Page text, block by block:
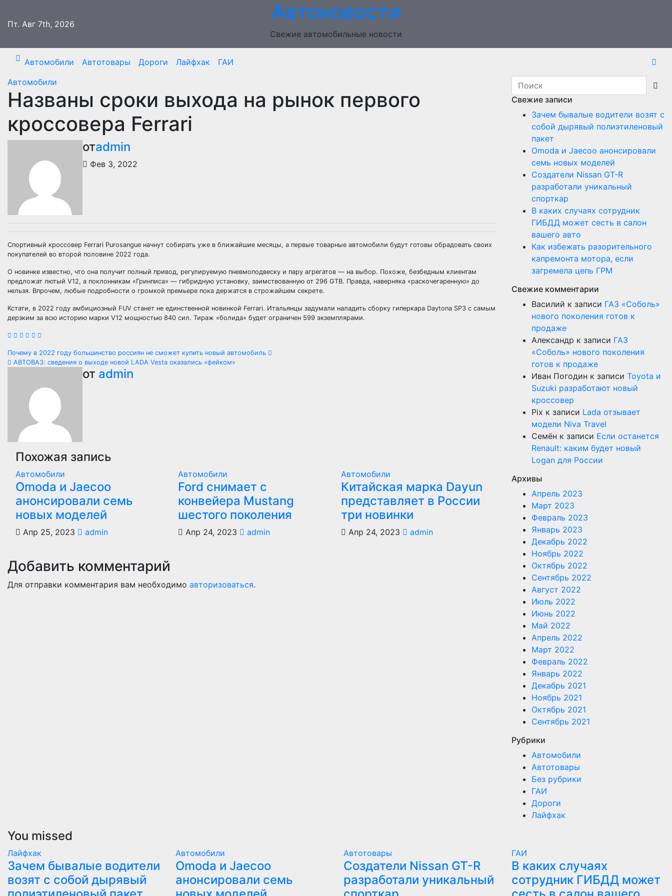
содержимому
Пт. Авг 7th, 2026 Автоновости
Свежие автомобильные новости
Автомобили Автотовары Дороги Лайфхак
ГАИ
Автомобили
Названы сроки выхода на рынок первого
кроссовера Ferrari
отadmin
Фев 3, 2022
Спортивный кроссовер Ferrari Purosangue начнут собирать уже в ближайшие месяцы, а первые товарные автомобили будут готовы обрадовать своих
покупателей во второй половине 2022 года.
О новинке известно, что она получит полный привод, регулируемую пневмоподвеску и пару агрегатов — на выбор. Похоже, безбедным клиентам
предложат лютый V12, а поклонникам «Гринписа» — гибридную установку, заимствованную от 296 GTB. Правда, наверняка «раскочегаренную» до
нельзя. Впрочем, любые подробности о громкой премьере пока держатся в строжайшем секрете.
Кстати, в 2022 году амбициозный FUV станет не единственной новинкой Ferrari. Итальянцы задумали наладить сборку гиперкара Daytona SP3 с самым
дерзким за всю историю марки V12 мощностью 840 сил. Тираж «болида» будет ограничен 599 экземплярами.
Навигация
записям
Почему в 2022 году большинство россиян не сможет купить новый автомобиль
АВТОВАЗ: сведения о выходе новой LADA Vesta оказались «фейком»
от admin
Похожая запись
Автомобили
Оmoda и Jaecoo
анонсировали семь
новых моделей
Апр 25, 2023 admin
Автомобили
Ford снимает с
конвейера Mustang
шестого поколения
Апр 24, 2023 admin
Автомобили
Китайская марка Dayun
представляет в России
три новинки
Апр 24, 2023 admin
Добавить комментарий
Для отправки комментария вам необходимо авторизоваться.
Свежие записи
Зачем бывалые водители возят с
собой дырявый полиэтиленовый
пакет
Оmoda и Jaecoo анонсировали
семь новых моделей
Создатели Nissan GT-R
разработали уникальный
спорткар
В каких случаях сотрудник
ГИБДД может сесть в салон
вашего авто
Как избежать разорительного
капремонта мотора, если
загремела цепь ГРМ
Свежие комментарии
Василий к записи ГАЗ «Соболь»
нового поколения готов к
продаже
Александр к записи ГАЗ
«Соболь» нового поколения
готов к продаже
Иван Погодин к записи Toyota и
Suzuki разработают новый
кроссовер
Pix к записи Lada отзывает
модели Niva Travel
Семён к записи Если останется
Renault: каким будет новый
Logan для России
Архивы
Апрель 2023
Март 2023
Февраль 2023
Январь 2023
Декабрь 2022
Ноябрь 2022
Октябрь 2022
Сентябрь 2022
Август 2022
Июль 2022
Июнь 2022
Май 2022
Апрель 2022
Март 2022
Февраль 2022
Январь 2022
Декабрь 2021
Ноябрь 2021
Октябрь 2021
Сентябрь 2021
Рубрики
Автомобили
Автотовары
Без рубрики
ГАИ
Дороги
Лайфхак
You missed
Лайфхак
Зачем бывалые водители
возят с собой дырявый
Автомобили
Оmoda и Jaecoo
анонсировали семь
Автотовары
Создатели Nissan GT-R
разработали уникальный
ГАИ
В каких случаях
сотрудник ГИБДД может